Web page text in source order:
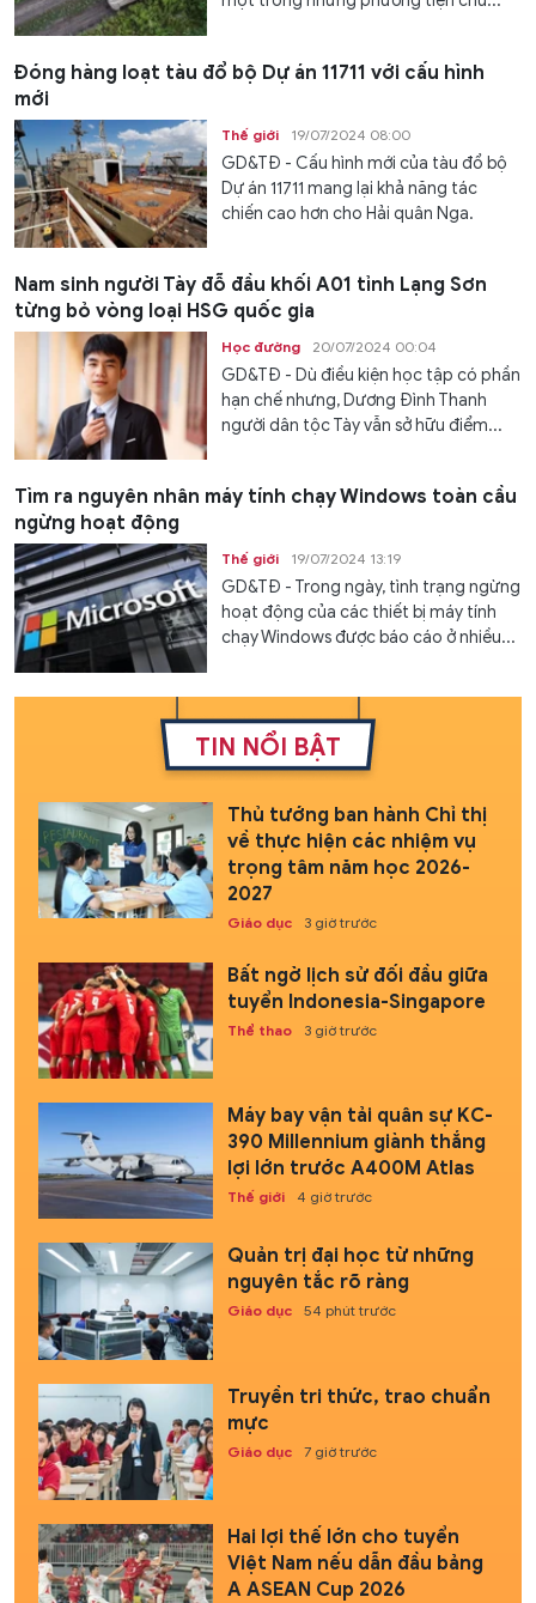
Đóng hàng loạt tàu đổ bộ Dự án 11711 với cấu hình
mới
Thế giới 19/07/2024 08:00
GD&TĐ - Cấu hình mới của tàu đổ bộ
Dự án 11711 mang lại khả năng tác
chiến cao hơn cho Hải quân Nga.
Nam sinh người Tày đỗ đầu khối A01 tỉnh Lạng Sơn
từng bỏ vòng loại HSG quốc gia
Học đường 20/07/2024 00:04
GD&TĐ - Dù điều kiện học tập có phần
hạn chế nhưng, Dương Đình Thanh
người dân tộc Tày vẫn sở hữu điểm...
Tìm ra nguyên nhân máy tính chạy Windows toàn cầu
ngừng hoạt động
Thế giới 19/07/2024 13:19
GD&TĐ - Trong ngày, tình trạng ngừng
hoạt động của các thiết bị máy tính
chạy Windows được báo cáo ở nhiều...
TIN NỔI BẬT
Thủ tướng ban hành Chỉ thị
về thực hiện các nhiệm vụ
trọng tâm năm học 2026-
2027
Giáo dục 3 giờ trước
Bất ngờ lịch sử đối đầu giữa
tuyển Indonesia-Singapore
Thể thao 3 giờ trước
Máy bay vận tải quân sự KC-
390 Millennium giành thắng
lợi lớn trước A400M Atlas
Thế giới 4 giờ trước
Quản trị đại học từ những
nguyên tắc rõ ràng
Giáo dục 54 phút trước
Truyền tri thức, trao chuẩn
mực
Giáo dục 7 giờ trước
Hai lợi thế lớn cho tuyển
Việt Nam nếu dẫn đầu bảng
A ASEAN Cup 2026